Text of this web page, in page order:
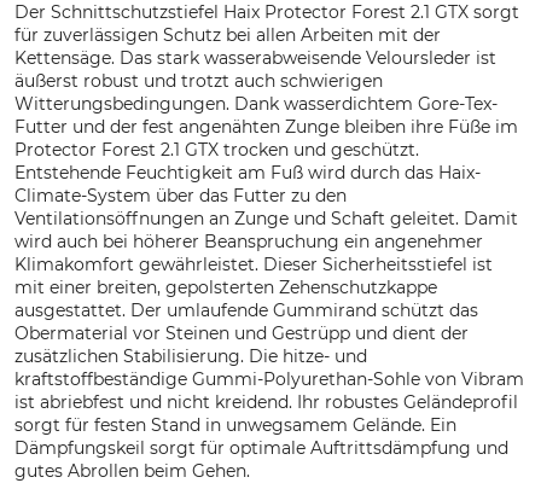
Der Schnittschutzstiefel Haix Protector Forest 2.1 GTX sorgt
für zuverlässigen Schutz bei allen Arbeiten mit der
Kettensäge. Das stark wasserabweisende Veloursleder ist
äußerst robust und trotzt auch schwierigen
Witterungsbedingungen. Dank wasserdichtem Gore-Tex-
Futter und der fest angenähten Zunge bleiben ihre Füße im
Protector Forest 2.1 GTX trocken und geschützt.
Entstehende Feuchtigkeit am Fuß wird durch das Haix-
Climate-System über das Futter zu den
Ventilationsöffnungen an Zunge und Schaft geleitet. Damit
wird auch bei höherer Beanspruchung ein angenehmer
Klimakomfort gewährleistet. Dieser Sicherheitsstiefel ist
mit einer breiten, gepolsterten Zehenschutzkappe
ausgestattet. Der umlaufende Gummirand schützt das
Obermaterial vor Steinen und Gestrüpp und dient der
zusätzlichen Stabilisierung. Die hitze- und
kraftstoffbeständige Gummi-Polyurethan-Sohle von Vibram
ist abriebfest und nicht kreidend. Ihr robustes Geländeprofil
sorgt für festen Stand in unwegsamem Gelände. Ein
Dämpfungskeil sorgt für optimale Auftrittsdämpfung und
gutes Abrollen beim Gehen.